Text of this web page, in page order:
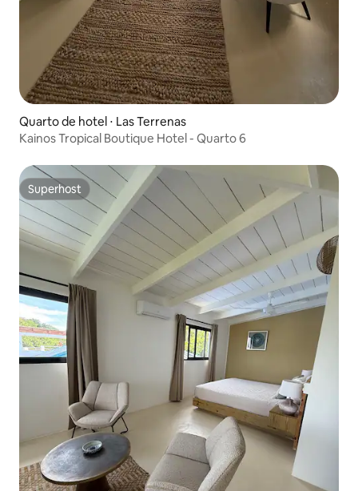
Quarto de hotel ⋅ Las Terrenas
Kainos Tropical Boutique Hotel - Quarto 6
Superhost
Superhost